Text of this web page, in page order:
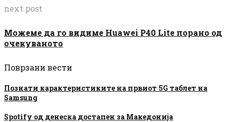
next post
Можеме да го видиме Huawei P40 Lite порано од
очекуваното
Поврзани вести
Познати карактеристиките на првиот 5G таблет на
Samsung
Spotify од денеска достапен за Македонија